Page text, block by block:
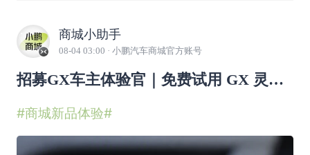
商城小助手
08-04 03:00 · 小鹏汽车商城官方账号
招募GX车主体验官｜免费试用 GX 灵动
#商城新品体验#